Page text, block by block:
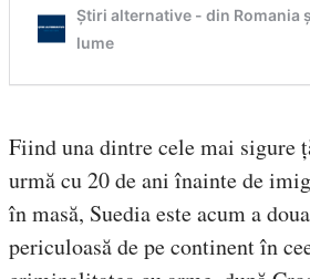
Fiind una dintre cele mai sigure
urmă cu 20 de ani înainte de
în masă, Suedia este acum a
periculoasă de pe continent în